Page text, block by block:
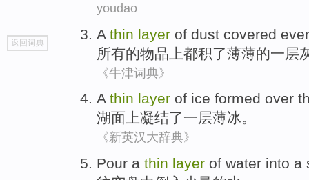
go
top
返回词典
youdao
A thin layer of dust covered
所有的物品上都积了薄薄的一层
《牛津词典》
A thin layer of ice formed over
湖面 上凝结了一层薄冰。
《新英汉大辞典》
Pour a thin layer of water into a